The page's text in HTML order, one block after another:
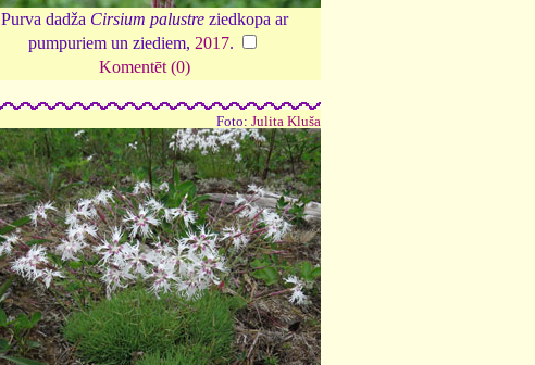
Purva dadža Cirsium palustreziedkopa ar
pumpuriem un ziediem, 2017.
Komentēt (0)
Foto: Julita Kluša